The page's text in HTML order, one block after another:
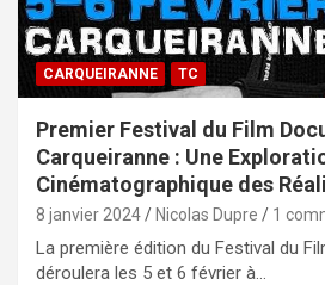
CARQUEIRANNE TC
Premier Festival du Film
Carqueiranne : Une
Cinématographique des
8 janvier 2024 Nicolas Dupre 1
La première édition du Festival du
déroulera les 5 et 6 février à…